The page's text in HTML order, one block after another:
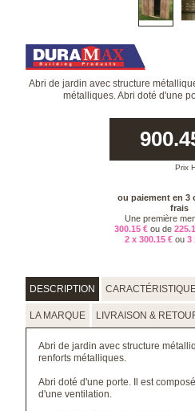
Abri de jardin avec structure
métalliques. Abri doté d'une
Prix
ou paiement en 3
frais
Une première
300.15 € ou de
2 x 300.15 € ou 3
DESCRIPTION
LA MARQUE LIVRAISON &
Abri de jardin avec structure
renforts métalliques.
Abri doté d'une porte. Il est
d'une ventilation.